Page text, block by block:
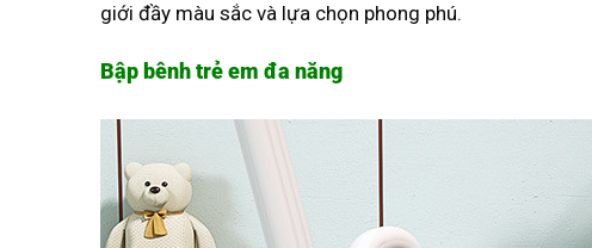
giới đầy màu sắc và lựa chọn phong phú.
Bập bênh trẻ em đa năng